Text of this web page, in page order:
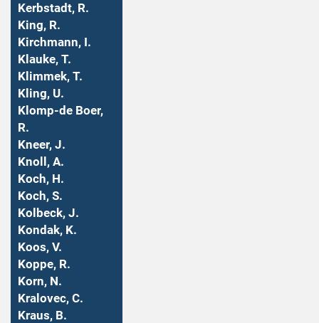
Kerbstadt, R.
King, R.
Kirchmann, I.
Klauke, T.
Klimmek, T.
Kling, U.
Klomp-de Boer,
R.
Kneer, J.
Knoll, A.
Koch, H.
Koch, S.
Kolbeck, J.
Kondak, K.
Koos, V.
Koppe, R.
Korn, N.
Kralovec, C.
Kraus, B.